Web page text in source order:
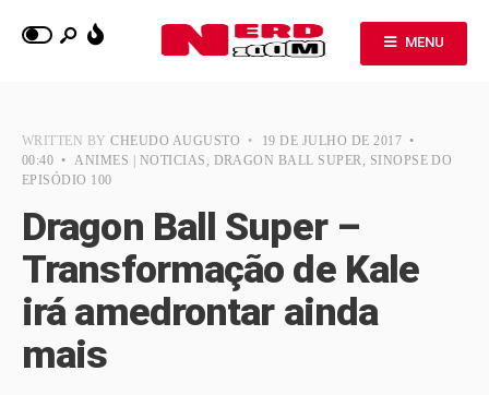
MENU
WRITTEN BYCHEUDO AUGUSTO • 19 DE JULHO DE 2017 •
00:40 • ANIMES | NOTICIAS , DRAGON BALL SUPER, SINOPSE DO
EPISÓDIO 100
Dragon Ball Super –
Transformação de Kale
irá amedrontar ainda
mais